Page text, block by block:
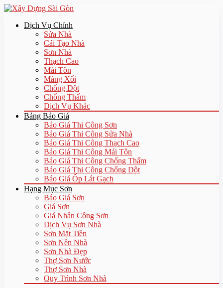
Dịch Vụ Chính
Sửa Nhà
Cải Tạo Nhà
Sơn Nhà
Thạch Cao
Mái Tôn
Máng Xối
Chống Dột
Chống Thấm
Dịch Vụ Khác
Bảng Báo Giá
Báo Giá Thi Công Sơn
Báo Giá Thi Công Sửa Nhà
Báo Giá Thi Công Thạch Cao
Báo Giá Thi Công Mái Tôn
Báo Giá Thi Công Chống Thấm
Báo Giá Thi Công Chống Dột
Báo Giá Ốp Lát Gạch
Hạng Mục Sơn
Báo Giá Sơn
Giá Sơn
Giá Nhân Công Sơn
Dịch Vụ Sơn Nhà
Sơn Mặt Tiền
Sơn Nền Nhà
Sơn Nhà Đẹp
Thợ Sơn Nước
Thợ Sơn Nhà
Quy Trình Sơn Nhà